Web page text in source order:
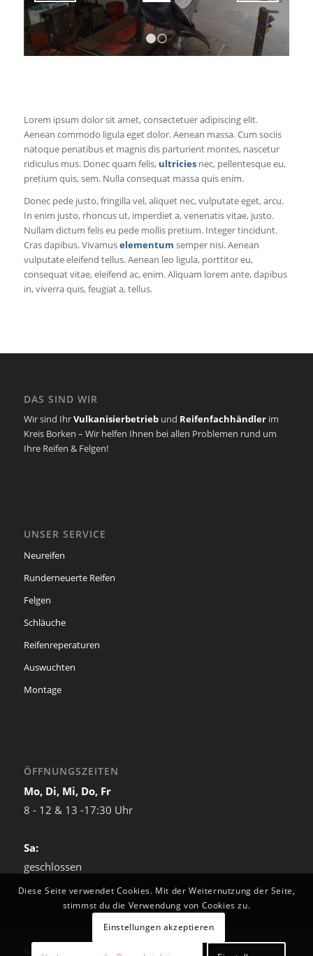
1
Lorem ipsum dolor sit amet, consectetuer adipiscing elit.
Aenean commodo ligula eget dolor. Aenean massa. Cum sociis
natoque penatibus et magnis dis parturient montes, nascetur
ridiculus mus. Donec quam felis, ultriciesnec, pellentesque eu,
pretium quis, sem. Nulla consequat massa quis enim.
Donec pede justo, fringilla vel, aliquet nec, vulputate eget, arcu.
In enim justo, rhoncus ut, imperdiet a, venenatis vitae, justo.
Nullam dictum felis eu pede mollis pretium. Integer tincidunt.
Cras dapibus. Vivamuselementum semper nisi. Aenean
vulputate eleifend tellus. Aenean leo ligula, porttitor eu,
consequat vitae, eleifend ac, enim. Aliquam lorem ante, dapibus
in, viverra quis, feugiat a, tellus.
DAS SIND WIR
Wir sind IhrVulkanisierbetriebund Reifenfachhändlerim
Kreis Borken – Wir helfen Ihnen bei allen Problemen rund um
Ihre Reifen & Felgen!
UNSER SERVICE
Neureifen
Runderneuerte Reifen
Felgen
Schläuche
Reifenreperaturen
Auswuchten
Montage
ÖFFNUNGSZEITEN
Mo, Di, Mi, Do, Fr
8 - 12 & 13 -17:30 Uhr
Sa:
geschlossen
Diese Seite verwendet Cookies. Mit der Weiternutzung der Seite,
stimmst du die Verwendung von Cookies zu.
Einstellungen akzeptieren